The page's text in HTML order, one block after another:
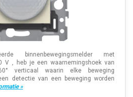
binnenbewegingsmelder met
V , heb je een waarnemingshoek van
verticaal waarin elke beweging
detectie van een beweging worden
»